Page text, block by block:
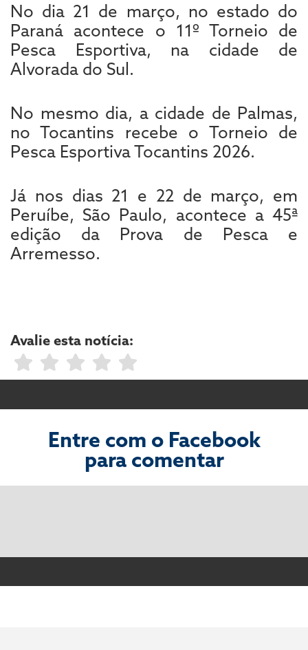
No dia 21 de março, no estado do
Paraná acontece o 11º Torneio de
Pesca Esportiva, na cidade de
Alvorada do Sul.
No mesmo dia, a cidade de Palmas,
no Tocantins recebe o Torneio de
Pesca Esportiva Tocantins 2026.
Já nos dias 21 e 22 de março, em
Peruíbe, São Paulo, acontece a 45ª
edição da Prova de Pesca e
Arremesso.
Avalie esta notícia:
Entre com o Facebook
para comentar